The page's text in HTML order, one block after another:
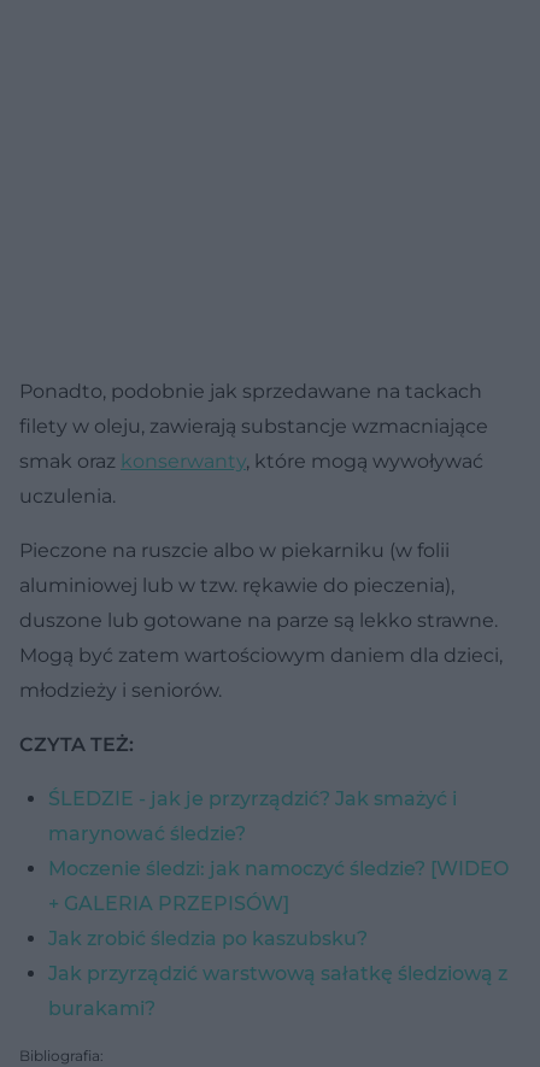
Ponadto, podobnie jak sprzedawane na tackach
filety w oleju, zawierają substancje wzmacniające
smak oraz konserwanty, które mogą wywoływać
uczulenia.
Pieczone na ruszcie albo w piekarniku (w folii
aluminiowej lub w tzw. rękawie do pieczenia),
duszone lub gotowane na parze są lekko strawne.
Mogą być zatem wartościowym daniem dla dzieci,
młodzieży i seniorów.
CZYTA TEŻ:
ŚLEDZIE - jak je przyrządzić? Jak smażyć i
marynować śledzie?
Moczenie śledzi: jak namoczyć śledzie? [WIDEO
+ GALERIA PRZEPISÓW]
Jak zrobić śledzia po kaszubsku?
Jak przyrządzić warstwową sałatkę śledziową z
burakami?
Bibliografia: